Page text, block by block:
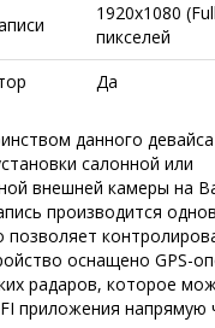
1920x1080
пикселей
Да
данного
салонной или
внешней камеры на
производится
позволяет
оснащено GPS-
радаров, которое
приложения напрямую